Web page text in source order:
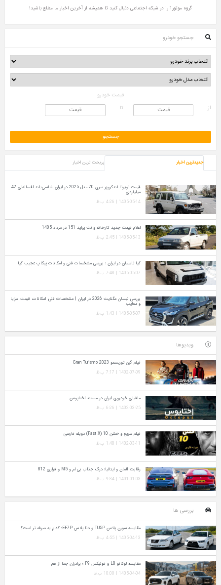
گروه موتور1 را در شبکه اجتماعی دنبال کنید تا همیشه از آخرین اخبار ما مطلع باشید!
جستجو خودرو
قیمت خودرو
از
تا
جدیدترین اخبار پربحث ترین اخبار
قیمت تویوتا لندکروزر سری 70 مدل 2025 در ایران؛ شاسی‌بلند افسانه‌ای 42
میلیاردی
1405-05-14 | 4:26 ب.ظ
اعلام قیمت جدید کارخانه وانت پراید 151 در مرداد 1405
1405-05-13 | 2:45 ب.ظ
کیا تاسمان در ایران ؛ بررسی مشخصات فنی و امکانات پیکاپ عجیب کیا
1405-05-07 | 7:48 ب.ظ
بررسی نیسان مگنایت 2026 در ایران | مشخصات فنی، امکانات، قیمت، مزایا
و معایب
1405-05-07 | 1:43 ب.ظ
ویدیوها
فیلم گرن توریسمو Gran Turismo 2023
1402-07-09 | 7:17 ب.ظ
مافیای خودروی ایران در مستند اختاپوس
1402-03-25 | 6:26 ب.ظ
فیلم سریع و خشن 10 (Fast X) دوبله فارسی
1402-03-11 | 1:48 ب.ظ
رقابت آلمان و ایتالیا؛ درگ جذاب بی ام و M5 و فراری 812
1401-01-03 | 9:34 ب.ظ
بررسی ها
مقایسه سورن پلاس TU5P و دنا پلاس EF7P؛ کدام به‌ صرفه‌ تر است؟
1405-04-13 | 4:55 ب.ظ
مقایسه لوکانو L8 و فونیکس F9 ؛ برادران جدا از هم
1405-04-04 | 10:00 ب.ظ